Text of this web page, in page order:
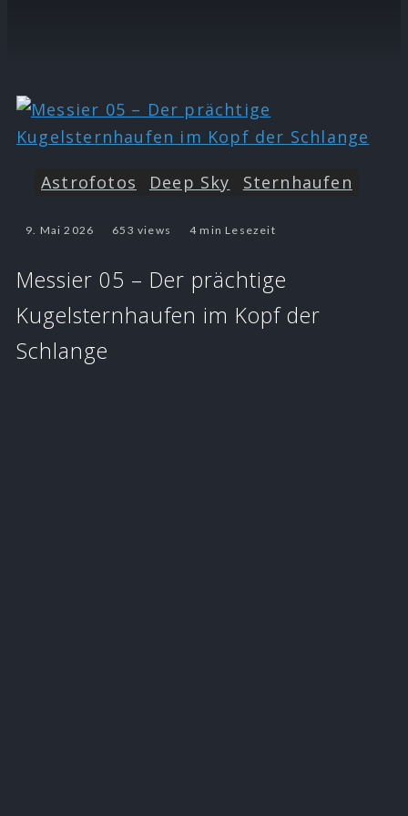
Astrofotos Deep Sky Sternhaufen
9. Mai 2026 653 views 4 min Lesezeit
Messier 05 – Der prächtige
Kugelsternhaufen im Kopf der
Schlange